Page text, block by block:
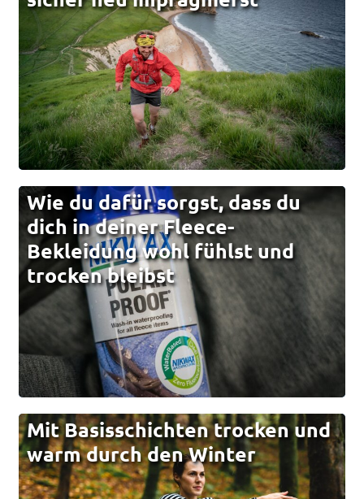
Wie du dafür sorgst, dass du
dich in deiner Fleece-
Bekleidung wohl fühlst und
trocken bleibst
Mit Basisschichten trocken und
warm durch den Winter